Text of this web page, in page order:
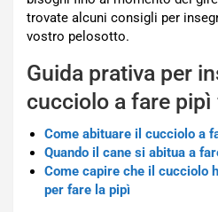
trovate alcuni consigli per
vostro pelosotto.
Guida prativa per
cucciolo a fare
Come abituare il cucciolo a
Quando il cane si abitua a
Come capire che il cucciolo
per fare la pipì